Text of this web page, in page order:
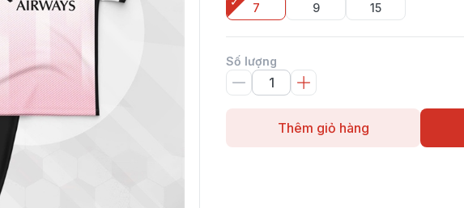
7
9 15
Số lượng
Thêm giỏ hàng